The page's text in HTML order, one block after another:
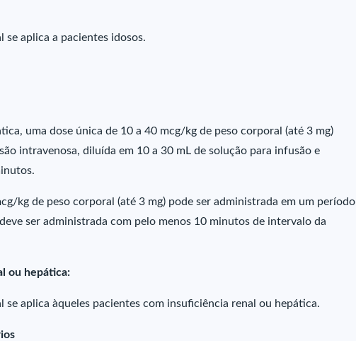
se aplica a pacientes idosos.
uma dose única de 10 a 40 mcg/kg de peso corporal (até 3 mg)
intravenosa, diluída em 10 a 30 mL de solução para infusão e
kg de peso corporal (até 3 mg) pode ser administrada em um período
ser administrada com pelo menos 10 minutos de intervalo da
ou hepática:
se aplica àqueles pacientes com insuficiência renal ou hepática.